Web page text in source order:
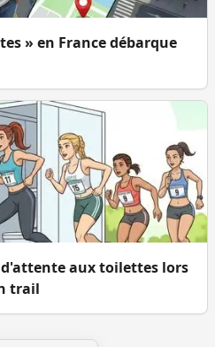
» en France débarque
aux toilettes lors
trail